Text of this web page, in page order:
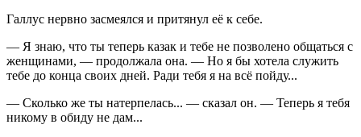
Галлус нервно засмеялся и притянул её к себе.
— Я знаю, что ты теперь казак и тебе не позволено общаться с
женщинами, — продолжала она. — Но я бы хотела служить
тебе до конца своих дней. Ради тебя я на всё пойду...
— Сколько же ты натерпелась... — сказал он. — Теперь я тебя
никому в обиду не дам...